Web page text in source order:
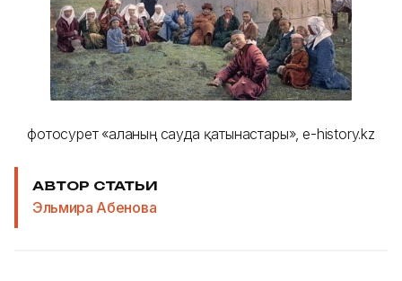
фотосурет «Қаланың сауда қатынастары», e-history.kz
АВТОР СТАТЬИ
Эльмира Абенова